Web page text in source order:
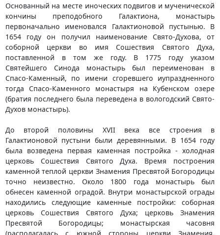
Основанный на месте иноческих подвигов и мученической
кончины преподобного Галактиона, монастырь
первоначально именовался Галактионовой пустынью. В
1654 году он получил наименование Свято-Духова, от
соборной церкви во имя Сошествия Святого Духа,
поставленной в том же году. В 1775 году указом
Святейшего Синода монастырь был переименован в
Спасо-Каменный, по имени сгоревшего иупраздненного
тогда Спасо-Каменного монастыря на Кубенском озере
(братия последнего была переведена в вологодский Свято-
Духов монастырь).
До второй половины XVII века все строения в
Галактионовой пустыни были деревянными. В 1654 году
была возведена первая каменная постройка - холодная
церковь Сошествия Святого Духа. Время построения
каменной теплой церкви Знамения Пресвятой Богородицы
точно неизвестно. Около 1800 года монастырь был
обнесен каменной оградой. Внутри монастырской ограды
находились следующие каменные постройки: соборная
церковь Сошествия Святого Духа; церковь Знамения
Пресвятой Богородицы; монастырская часовня